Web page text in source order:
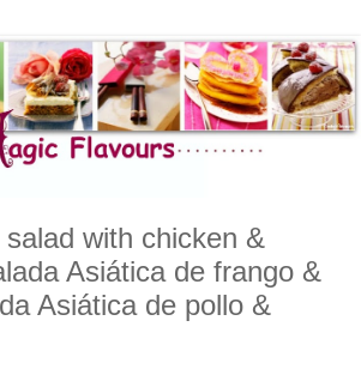
with chicken &
Asiática de frango &
Asiática de pollo &